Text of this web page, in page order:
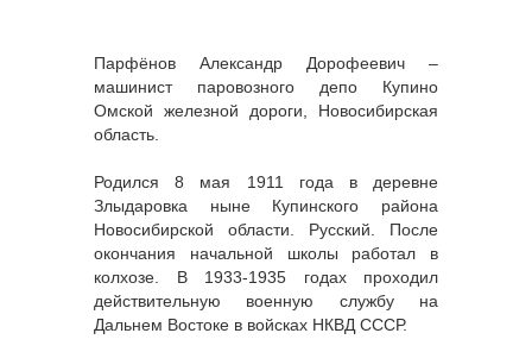
Парфёнов Александр Дорофеевич –
машинист паровозного депо Купино
Омской железной дороги, Новосибирская
область.
Родился 8 мая 1911 года в деревне
Злыдаровка ныне Купинского района
Новосибирской области. Русский. После
окончания начальной школы работал в
колхозе. В 1933-1935 годах проходил
действительную военную службу на
Дальнем Востоке в войсках НКВД СССР.